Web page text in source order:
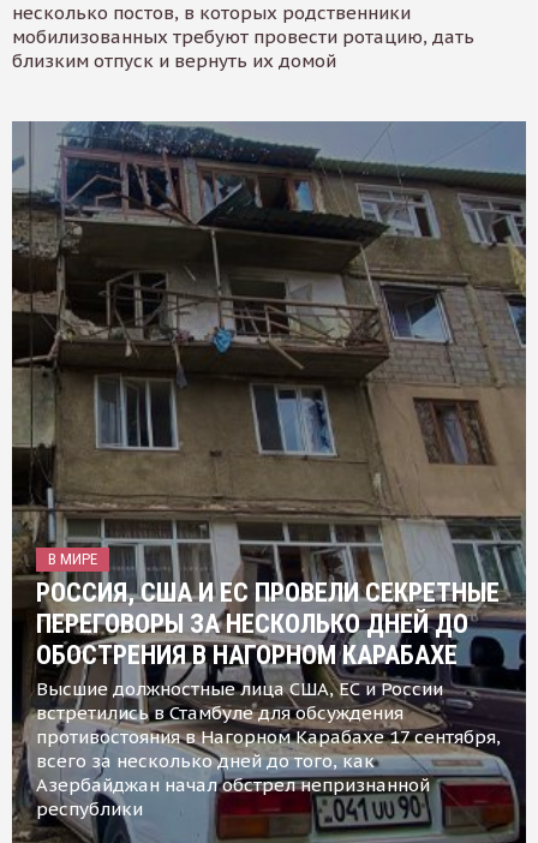
несколько постов, в которых родственники
мобилизованных требуют провести ротацию, дать
близким отпуск и вернуть их домой
В МИРЕ
РОССИЯ, США И ЕС ПРОВЕЛИ СЕКРЕТНЫЕ
ПЕРЕГОВОРЫ ЗА НЕСКОЛЬКО ДНЕЙ ДО
ОБОСТРЕНИЯ В НАГОРНОМ КАРАБАХЕ
Высшие должностные лица США, ЕС и России
встретились в Стамбуле для обсуждения
противостояния в Нагорном Карабахе 17 сентября,
всего за несколько дней до того, как
Азербайджан начал обстрел непризнанной
республики